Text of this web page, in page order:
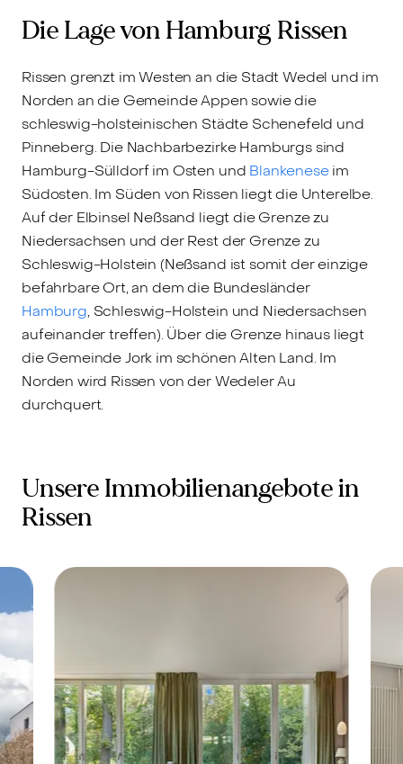
Die Lage von Hamburg Rissen
Rissen grenzt im Westen an die Stadt Wedel und im
Norden an die Gemeinde Appen sowie die
schleswig-holsteinischen Städte Schenefeld und
Pinneberg. Die Nachbarbezirke Hamburgs sind
Hamburg-Sülldorf im Osten und Blankeneseim
Südosten. Im Süden von Rissen liegt die Unterelbe.
Auf der Elbinsel Neßsand liegt die Grenze zu
Niedersachsen und der Rest der Grenze zu
Schleswig-Holstein (Neßsand ist somit der einzige
befahrbare Ort, an dem die Bundesländer
Hamburg, Schleswig-Holstein und Niedersachsen
aufeinander treffen). Über die Grenze hinaus liegt
die Gemeinde Jork im schönen Alten Land. Im
Norden wird Rissen von der Wedeler Au
durchquert.
Unsere Immobilienangebote in
Rissen